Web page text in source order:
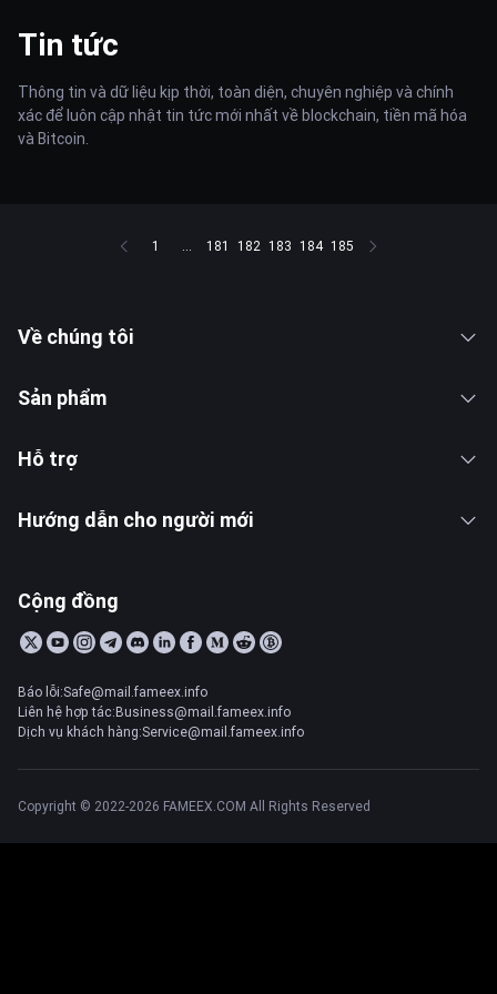
Tin tức
Thông tin và dữ liệu kịp thời, toàn diện, chuyên nghiệp và chính
xác để luôn cập nhật tin tức mới nhất về blockchain, tiền mã hóa
và Bitcoin.
1 ... 181 182 183 184 185
Về chúng tôi
Sản phẩm
Hỗ trợ
Hướng dẫn cho người mới
Cộng đồng
Báo lỗi:Safe@mail.fameex.info
Liên hệ hợp tác:Business@mail.fameex.info
Dịch vụ khách hàng:Service@mail.fameex.info
Copyright © 2022-2026 FAMEEX.COM All Rights Reserved